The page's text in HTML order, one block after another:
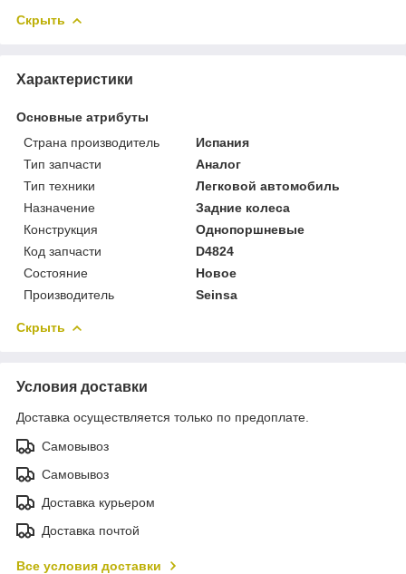
Скрыть
Характеристики
Основные атрибуты
Страна производитель
Испания
Тип запчасти
Аналог
Тип техники
Легковой автомобиль
Назначение
Задние колеса
Конструкция
Однопоршневые
Код запчасти
D4824
Состояние
Новое
Производитель
Seinsa
Скрыть
Условия доставки
Доставка осуществляется только по предоплате.
Самовывоз
Самовывоз
Доставка курьером
Доставка почтой
Все условия доставки